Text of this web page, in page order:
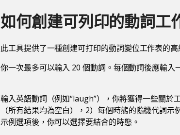
如何創建可列印的動詞工
此工具提供了一種創建可打印的動詞變位工作表的
你一次最多可以輸入 20 個動詞。每個動詞後應輸入
輸入英語動詞（例如“laugh”），你將獲得一些關於
（所有結果均為空白），2）每個時態的隨機代詞
示例選項後，你可以選擇要結合的時態。